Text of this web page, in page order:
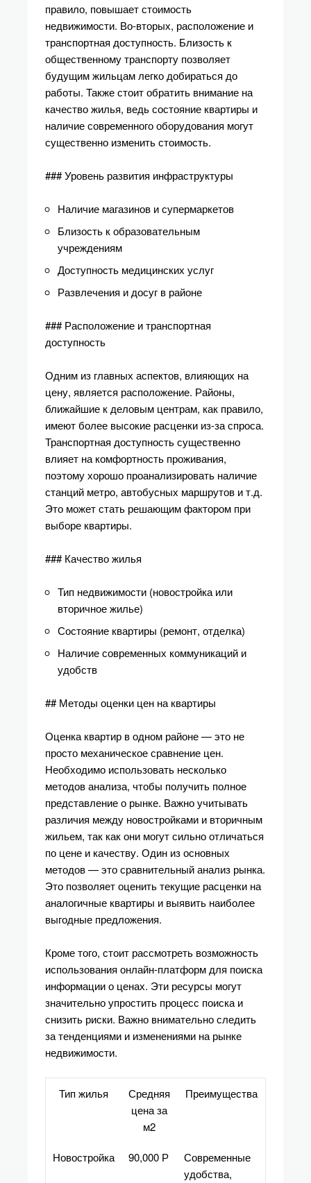
правило, повышает стоимость
недвижимости. Во-вторых, расположение и
транспортная доступность. Близость к
общественному транспорту позволяет
будущим жильцам легко добираться до
работы. Также стоит обратить внимание на
качество жилья, ведь состояние квартиры и
наличие современного оборудования могут
существенно изменить стоимость.
### Уровень развития инфраструктуры
Наличие магазинов и супермаркетов
Близость к образовательным
учреждениям
Доступность медицинских услуг
Развлечения и досуг в районе
### Расположение и транспортная
доступность
Одним из главных аспектов, влияющих на
цену, является расположение. Районы,
ближайшие к деловым центрам, как правило,
имеют более высокие расценки из-за спроса.
Транспортная доступность существенно
влияет на комфортность проживания,
поэтому хорошо проанализировать наличие
станций метро, автобусных маршрутов и т.д.
Это может стать решающим фактором при
выборе квартиры.
### Качество жилья
Тип недвижимости (новостройка или
вторичное жилье)
Состояние квартиры (ремонт, отделка)
Наличие современных коммуникаций и
удобств
## Методы оценки цен на квартиры
Оценка квартир в одном районе — это не
просто механическое сравнение цен.
Необходимо использовать несколько
методов анализа, чтобы получить полное
представление о рынке. Важно учитывать
различия между новостройками и вторичным
жильем, так как они могут сильно отличаться
по цене и качеству. Один из основных
методов — это сравнительный анализ рынка.
Это позволяет оценить текущие расценки на
аналогичные квартиры и выявить наиболее
выгодные предложения.
Кроме того, стоит рассмотреть возможность
использования онлайн-платформ для поиска
информации о ценах. Эти ресурсы могут
значительно упростить процесс поиска и
снизить риски. Важно внимательно следить
за тенденциями и изменениями на рынке
недвижимости.
Тип жилья
Средняя
цена за
м2
Преимущества
Новостройка 90,000 Р
Современные
удобства,